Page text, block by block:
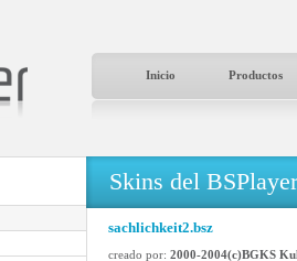
Inicio Productos
Skins del BSPlayer
sachlichkeit2.bsz
creado por: 2000-2004(c)BGKS